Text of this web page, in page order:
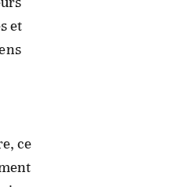
et
ce